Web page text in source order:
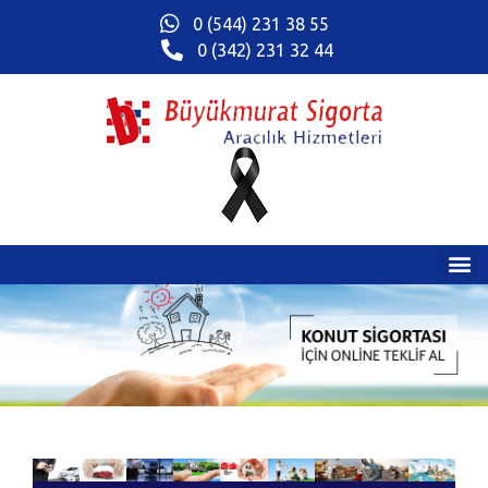
0 (544) 231 38 55
0 (342) 231 32 44